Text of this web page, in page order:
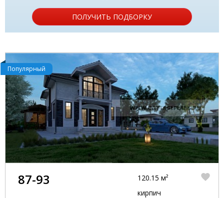
ПОЛУЧИТЬ ПОДБОРКУ
Популярный
87-93
120.15 м²
кирпич